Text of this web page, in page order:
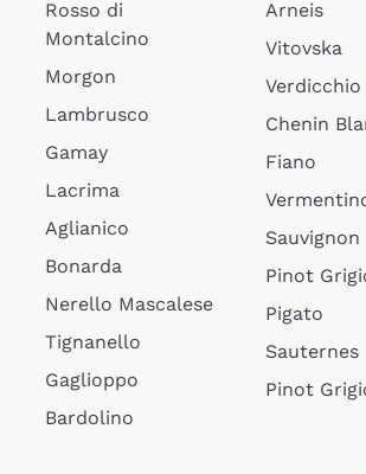
Rosso di
Montalcino
Morgon
Lambrusco
Gamay
Lacrima
Aglianico
Bonarda
Nerello Mascalese
Tignanello
Gaglioppo
Bardolino
Arneis
Vitovska
Verdicchio
Chenin
Fiano
Sauvignon
Pinot
Pigato
Sauternes
Pinot